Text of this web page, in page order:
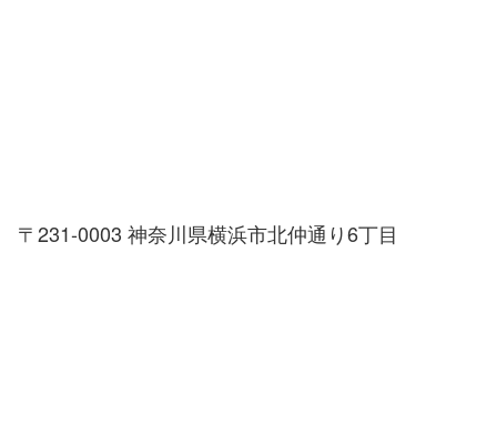
〒231-0003 神奈川県横浜市北仲通り6丁目